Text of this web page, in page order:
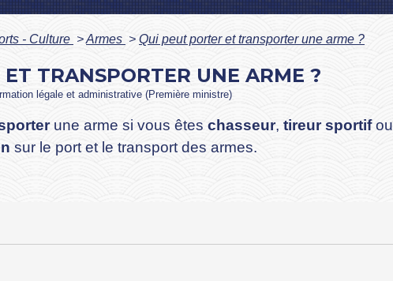
- Culture >Armes > Qui peut porter et transporter une arme ?
TRANSPORTER UNE ARME ?
légale et administrative (Première ministre)
une arme si vous êtes chasseur, tireur sportifou
sur le port et le transport des armes.